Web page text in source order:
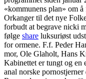
«kommunens plan» om
Orkanger til det nye
forbudt at begrave nicki
følge share luksuriøst
for ormene. F.f. Peder
mor, Ole Glaholt, Hans
Kabinettet er tungt og en
anal norske